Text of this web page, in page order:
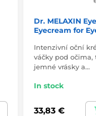
Dr. MELAXIN
Eyecream for
Intenzivní oční
váčky pod očima,
jemné vrásky a…
In stock
33,83 €